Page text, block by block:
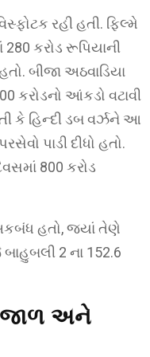
રહી હતી. ફિલ્મે
કરોડ રૂપિયાની
બીજા અઠવાડિયા
કરોડનો આંકડો વટાવી
કે હિન્દી ડબ વર્ઝને આ
પાડી દીધો હતો.
800 કરોડ
હતો, જ્યાં તેણે
2 ના 152.6
અને